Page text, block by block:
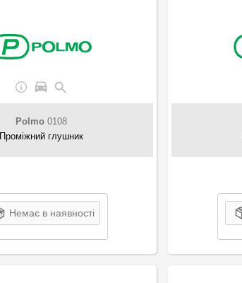
Polmo0108
Проміжний глушник
Немає в наявності